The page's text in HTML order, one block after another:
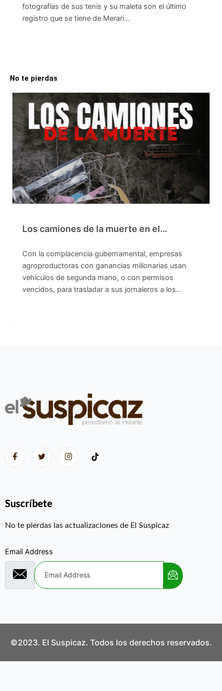
fotografías de sus tenis y su maleta son el último
registro que se tiene de Merari…
No te pierdas
Los camiones de la muerte en el…
Con la complacencia gubernamental, empresas
agroproductoras con ganancias millonarias usan
vehículos de segunda mano, o con permisos
vencidos, para trasladar a sus jornaleros a los…
Suscríbete
No te pierdas las actualizaciones de El Suspicaz
Email Address
©2023. El Suspicaz. Todos los derechos reservados.